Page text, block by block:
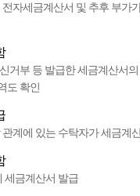
자세금계산서 및 추후 부가
거부 등 발급한 세금계산서
도 확인
계에 있는 수탁자가 세금계
세금계산서 발급